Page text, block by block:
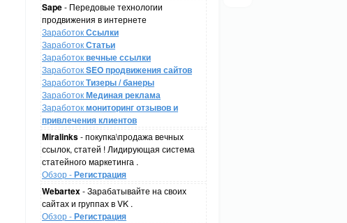
Sape- Передовые технологии
продвижения в интернете
ЗаработокСсылки
ЗаработокСтатьи
Заработоквечные ссылки
ЗаработокSEO продвижения сайтов
ЗаработокТизеры / банеры
ЗаработокМединая реклама
Заработокмониторинг отзывов и
привлечения клиентов
Miralinks- покупка\продажа вечных
ссылок, статей ! Лидирующая система
статейного маркетинга .
Обзор -Регистрация
Webartex- Зарабатывайте на своих
сайтах и группах в VK .
Обзор -Регистрация